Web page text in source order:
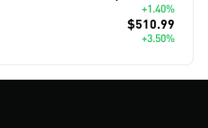
+1.40%
$510.99
+3.50%